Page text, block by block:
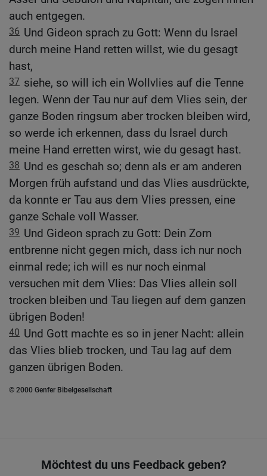
auch entgegen.
36 Und Gideon sprach zu Gott: Wenn du Israel
durch meine Hand retten willst, wie du gesagt
hast,
37 siehe, so will ich ein Wollvlies auf die Tenne
legen. Wenn der Tau nur auf dem Vlies sein, der
ganze Boden ringsum aber trocken bleiben wird,
so werde ich erkennen, dass du Israel durch
meine Hand erretten wirst, wie du gesagt hast.
38 Und es geschah so; denn als er am anderen
Morgen früh aufstand und das Vlies ausdrückte,
da konnte er Tau aus dem Vlies pressen, eine
ganze Schale voll Wasser.
39 Und Gideon sprach zu Gott: Dein Zorn
entbrenne nicht gegen mich, dass ich nur noch
einmal rede; ich will es nur noch einmal
versuchen mit dem Vlies: Das Vlies allein soll
trocken bleiben und Tau liegen auf dem ganzen
übrigen Boden!
40 Und Gott machte es so in jener Nacht: allein
das Vlies blieb trocken, und Tau lag auf dem
ganzen übrigen Boden.
© 2000 Genfer Bibelgesellschaft
Möchtest du uns Feedback geben?